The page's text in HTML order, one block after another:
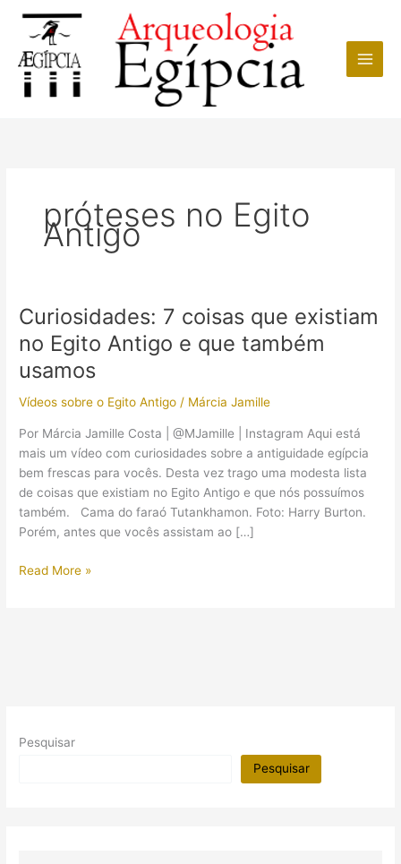
conteúdo
próteses no Egito
Antigo
Curiosidades: 7 coisas que existiam
no Egito Antigo e que também
usamos
Vídeos sobre o Egito Antigo / Márcia Jamille
Por Márcia Jamille Costa | @MJamille | Instagram Aqui está
mais um vídeo com curiosidades sobre a antiguidade egípcia
bem frescas para vocês. Desta vez trago uma modesta lista
de coisas que existiam no Egito Antigo e que nós possuímos
também. Cama do faraó Tutankhamon. Foto: Harry Burton.
Porém, antes que vocês assistam ao […]
Curiosidades:
que
Read More »
Pesquisar
Pesquisar